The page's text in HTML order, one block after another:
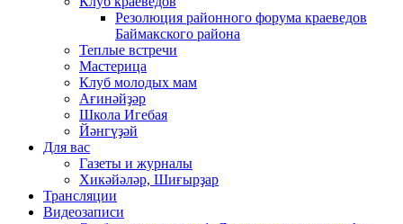
Резолюция районного форума краеведов
Баймакского района
Теплые встречи
Мастерица
Клуб молодых мам
Ағинәйҙәр
Школа Игебая
Йәнгүҙәй
Для вас
Газеты и журналы
Хикәйәләр, Шиғырҙар
Трансляции
Видеозаписи